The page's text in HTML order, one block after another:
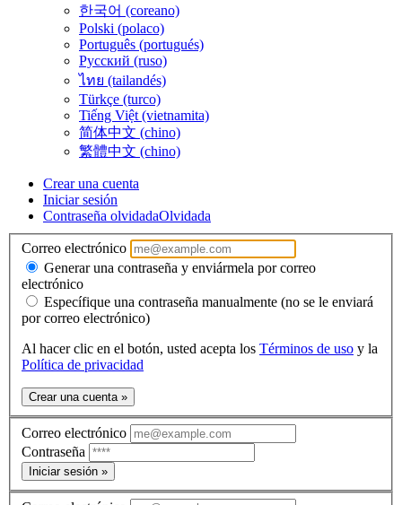
한국어 (coreano)
Polski (polaco)
Português (portugués)
Русский (ruso)
ไทย (tailandés)
Türkçe (turco)
Tiếng Việt (vietnamita)
简体中文 (chino)
繁體中文 (chino)
Crear una cuenta
Iniciar sesión
Contraseña olvidadaOlvidada
Correo electrónico
Generar una contraseña y enviármela por correo
electrónico
Específique una contraseña manualmente (no se le enviará
por correo electrónico)
Al hacer clic en el botón, usted acepta los Términos de uso y la
Política de privacidad
Crear una cuenta »
Correo electrónico
Contraseña
Iniciar sesión »